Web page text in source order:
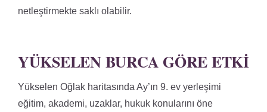
netleştirmekte saklı olabilir.
YÜKSELEN BURCA GÖRE ETKI
Yükselen Oğlak haritasında Ay’ın 9. ev yerleşimi
eğitim, akademi, uzaklar, hukuk konularını öne